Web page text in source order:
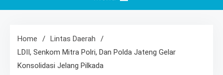
Home
Lintas Daerah
LDII, Senkom Mitra Polri, Dan Polda Jateng Gelar
Konsolidasi Jelang Pilkada